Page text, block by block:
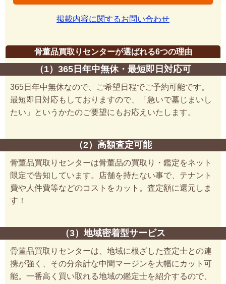
掲載内容に関するお問い合わせ
骨董品買取りセンターが選ばれる6つの理由
（1）365日年中無休・最短即日対応可
365日年中無休なので、ご希望日程でご予約可能です。
最短即日対応もしておりますので、「急いで墓じまいし
たい」というかたのご要望にもお応えいたします。
（2）高額査定可能
骨董品買取りセンターは骨董品の買取り・鑑定をネット
限定で告知しています。店舗を持たない事で、テナント
費や人件費等などのコストをカット。査定額に還元しま
す！
（3）地域密着型サービス
骨董品買取りセンターは、地域に根ざした査定士との連
携が強く、その分余計な中間マージンを大幅にカット可
能。一番高く買い取れる地域の鑑定士を紹介するので、